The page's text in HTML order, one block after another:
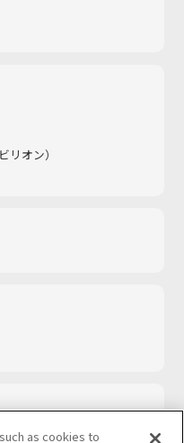
オン）​
as cookies to